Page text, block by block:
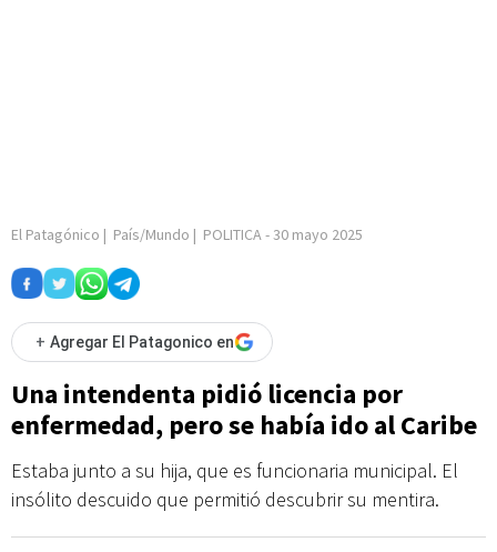
El Patagónico | País/Mundo | POLITICA-30 mayo 2025
+ Agregar El Patagonico en
Una intendenta pidió licencia por
enfermedad, pero se había ido al Caribe
Estaba junto a su hija, que es funcionaria municipal. El
insólito descuido que permitió descubrir su mentira.